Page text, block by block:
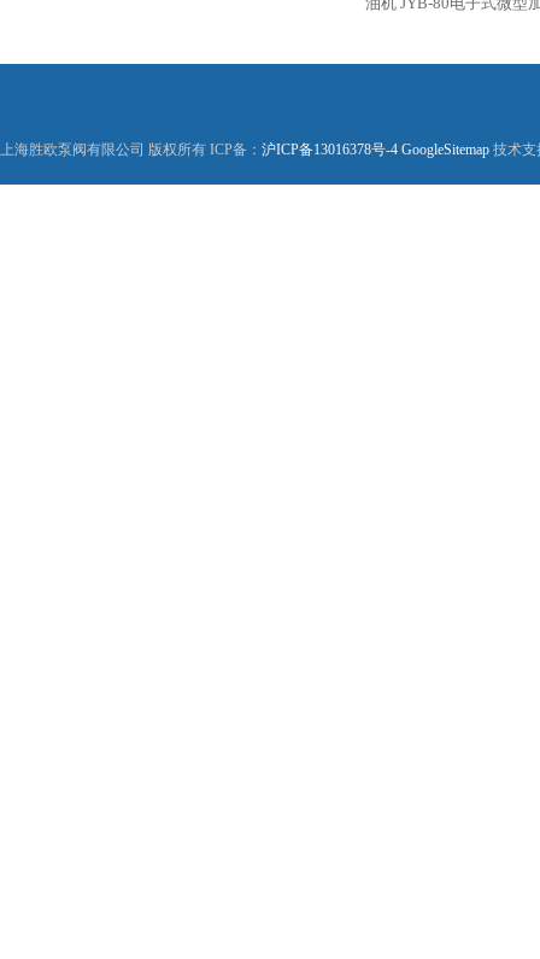
上海胜欧泵阀有限公司 版权所有 ICP备： 沪ICP备13016378号-4 GoogleSitemap 技术支